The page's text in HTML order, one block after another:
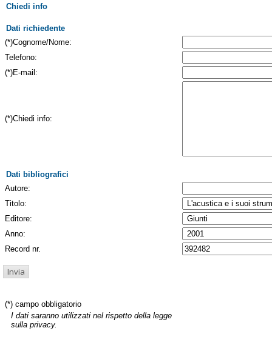
Chiedi info
Dati richiedente
(*)Cognome/Nome:
Telefono:
(*)E-mail:
(*)Chiedi info:
Dati bibliografici
Autore:
Titolo:
Editore:
Anno:
Record nr.
(*) campo obbligatorio
I dati saranno utilizzati nel rispetto della legge
sulla privacy.